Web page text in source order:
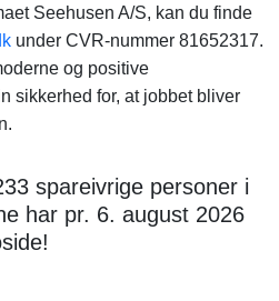
Seehusen A/S, kan du finde
under CVR-nummer 81652317.
og positive
sikkerhed for, at jobbet bliver
spareivrige personer i
har pr. 6. august 2026